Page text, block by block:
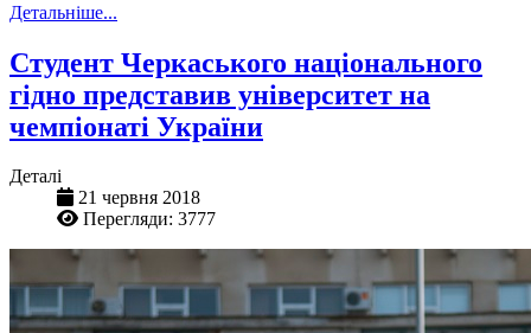
Детальніше...
Студент Черкаського національного
гідно представив університет на
чемпіонаті України
Деталі
21 червня 2018
Перегляди: 3777